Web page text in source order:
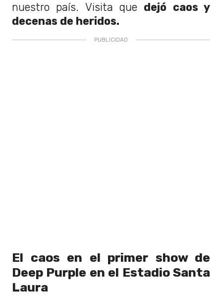
nuestro país. Visita que dejó caos y
decenas de heridos.
El caos en el primer show de
Deep Purple en el Estadio Santa
Laura